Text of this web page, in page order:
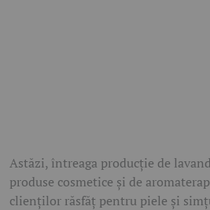
Astăzi, întreaga producție de
produse cosmetice și de
clienților răsfăț pentru piele și